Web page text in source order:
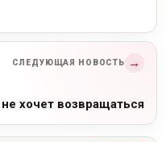
СЛЕДУЮЩАЯ НОВОСТЬ →
хочет возвращаться